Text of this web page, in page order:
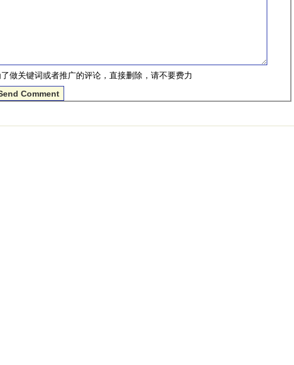
了做关键词或者推广的评论，直接删除，请不要费力